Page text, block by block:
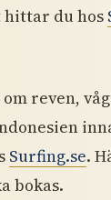
hittar du hos
reven,
Surfing.se.
bokas.